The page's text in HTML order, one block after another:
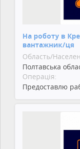
На роботу в
вантажник/ця
Область/
Полтавська
Операція:
Предоставлю